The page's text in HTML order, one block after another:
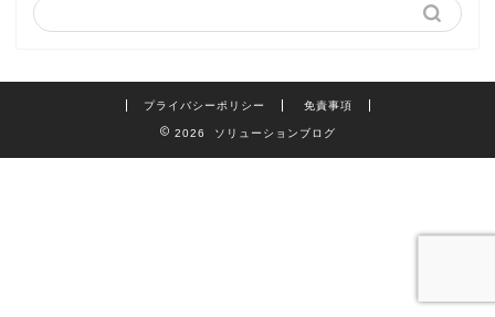
プライバシーポリシー 免責事項
2026 ソリューションブログ